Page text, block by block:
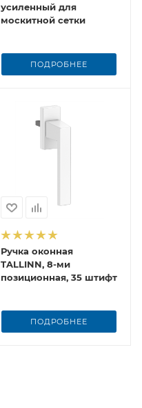
усиленный для
москитной сетки
ПОДРОБНЕЕ
Ручка оконная
TALLINN, 8-ми
позиционная, 35 штифт
ПОДРОБНЕЕ